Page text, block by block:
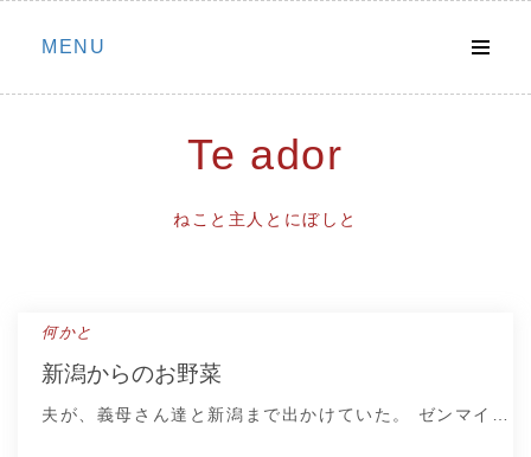
Skip
MENU
Te ador
ねこと主人とにぼしと
何かと
新潟からのお野菜
夫が、義母さん達と新潟まで出かけていた。 ゼンマイ…